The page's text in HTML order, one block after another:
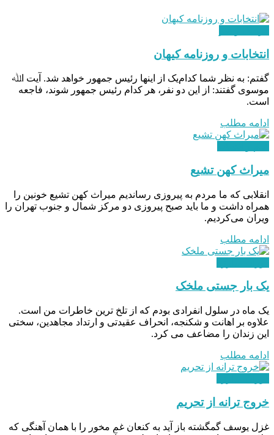
انتخابات و روزنامه کیهان
گفتم: به نظر شما کدام‌یک از اینها رئیس جمهور خواهد شد. آیت اﷲ
موسوی گفتند: از این دو نفر، هر کدام رئیس جمهور شوند، فاجعه
است.
ادامه مطلب
میراث کهن تشیع
انقلابی که ما مردم به پیروزی رساندیم میراث کهن تشیع خونین را
همراه داشت و ما باید صبح پیروزی دو مرکز شمال و جنوب تهران را
ویران می‌کردیم.
ادامه مطلب
یک بار جستی ملخک
یک ماه در سلول انفرادی بودم که از تلخ ترین خاطرات من است.
علاوه بر اهانت و شکنجه، انحراف عقیدتی و ارتداد مجاهدین، سختی
این زندان را مضاعف می کرد.
ادامه مطلب
خروج ترانه از تحریم
غزل یوسف گمگشته باز آید به کنعان غم مخور را با همان آهنگی که